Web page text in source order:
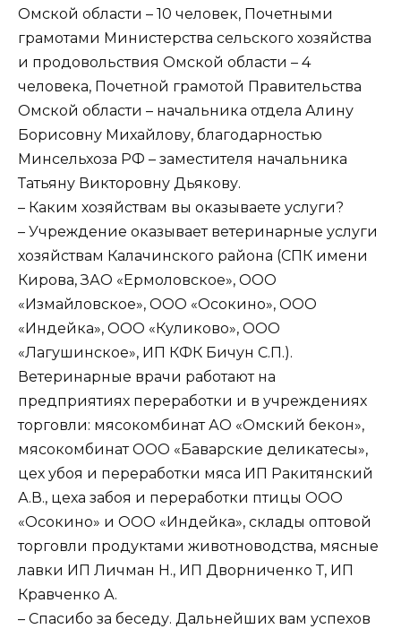
Омской области – 10 человек, Почетными
грамотами Министерства сельского хозяйства
и продовольствия Омской области – 4
человека, Почетной грамотой Правительства
Омской области – начальника отдела Алину
Борисовну Михайлову, благодарностью
Минсельхоза РФ – заместителя начальника
Татьяну Викторовну Дьякову.
– Каким хозяйствам вы оказываете услуги?
– Учреждение оказывает ветеринарные услуги
хозяйствам Калачинского района (СПК имени
Кирова, ЗАО «Ермоловское», ООО
«Измайловское», ООО «Осокино», ООО
«Индейка», ООО «Куликово», ООО
«Лагушинское», ИП КФК Бичун С.П.).
Ветеринарные врачи работают на
предприятиях переработки и в учреждениях
торговли: мясокомбинат АО «Омский бекон»,
мясокомбинат ООО «Баварские деликатесы»,
цех убоя и переработки мяса ИП Ракитянский
А.В., цеха забоя и переработки птицы ООО
«Осокино» и ООО «Индейка», склады оптовой
торговли продуктами животноводства, мясные
лавки ИП Личман Н., ИП Дворниченко Т, ИП
Кравченко А.
– Спасибо за беседу. Дальнейших вам успехов